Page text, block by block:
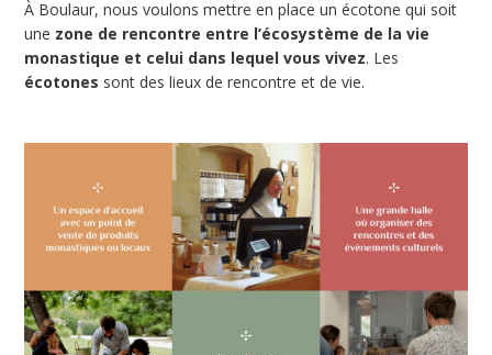
À Boulaur, nous voulons mettre en place un écotone qui soit
une zone de rencontre entre l’écosystème de la vie
monastique et celui dans lequel vous vivez. Les
écotones sont des lieux de rencontre et de vie.